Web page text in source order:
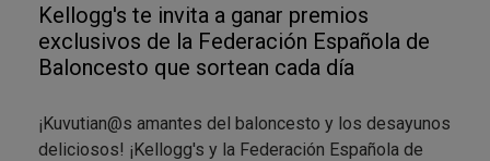
Kellogg's te invita a ganar premios
exclusivos de la Federación Española de
Baloncesto que sortean cada día
¡Kuvutian@s amantes del baloncesto y los desayunos
deliciosos! ¡Kellogg's y la Federación Española de